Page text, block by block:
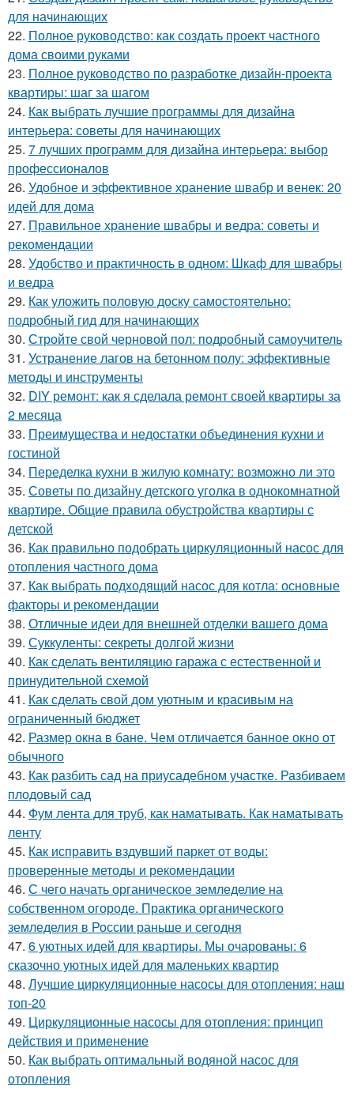
для начинающих
22. Полное руководство: как создать проект частного
дома своими руками
23. Полное руководство по разработке дизайн-проекта
квартиры: шаг за шагом
24. Как выбрать лучшие программы для дизайна
интерьера: советы для начинающих
25. 7 лучших программ для дизайна интерьера: выбор
профессионалов
26. Удобное и эффективное хранение швабр и венек: 20
идей для дома
27. Правильное хранение швабры и ведра: советы и
рекомендации
28. Удобство и практичность в одном: Шкаф для швабры
и ведра
29. Как уложить половую доску самостоятельно:
подробный гид для начинающих
30. Стройте свой черновой пол: подробный самоучитель
31. Устранение лагов на бетонном полу: эффективные
методы и инструменты
32. DIY ремонт: как я сделала ремонт своей квартиры за
2 месяца
33. Преимущества и недостатки объединения кухни и
гостиной
34. Переделка кухни в жилую комнату: возможно ли это
35. Советы по дизайну детского уголка в однокомнатной
квартире. Общие правила обустройства квартиры с
детской
36. Как правильно подобрать циркуляционный насос для
отопления частного дома
37. Как выбрать подходящий насос для котла: основные
факторы и рекомендации
38. Отличные идеи для внешней отделки вашего дома
39. Суккуленты: секреты долгой жизни
40. Как сделать вентиляцию гаража с естественной и
принудительной схемой
41. Как сделать свой дом уютным и красивым на
ограниченный бюджет
42. Размер окна в бане. Чем отличается банное окно от
обычного
43. Как разбить сад на приусадебном участке. Разбиваем
плодовый сад
44. Фум лента для труб, как наматывать. Как наматывать
ленту
45. Как исправить вздувший паркет от воды:
проверенные методы и рекомендации
46. С чего начать органическое земледелие на
собственном огороде. Практика органического
земледелия в России раньше и сегодня
47. 6 уютных идей для квартиры. Мы очарованы: 6
сказочно уютных идей для маленьких квартир
48. Лучшие циркуляционные насосы для отопления: наш
топ-20
49. Циркуляционные насосы для отопления: принцип
действия и применение
50. Как выбрать оптимальный водяной насос для
отопления